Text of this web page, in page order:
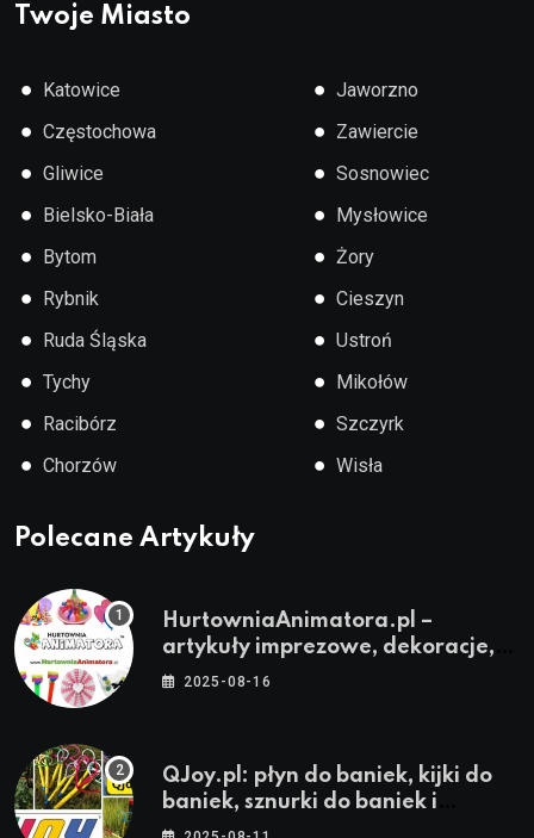
Twoje Miasto
● Katowice
● Częstochowa
● Gliwice
● Bielsko-Biała
● Bytom
● Rybnik
● Ruda Śląska
● Tychy
● Racibórz
● Chorzów
● Jaworzno
● Zawiercie
● Sosnowiec
● Mysłowice
● Żory
● Cieszyn
● Ustroń
● Mikołów
● Szczyrk
● Wisła
Polecane Artykuły
HurtowniaAnimatora.pl –
artykuły imprezowe, dekoracje,
stroje i akcesoria dla animatorów
2025-08-16
QJoy.pl: płyn do baniek, kijki do
baniek, sznurki do baniek i
zestawy do baniek